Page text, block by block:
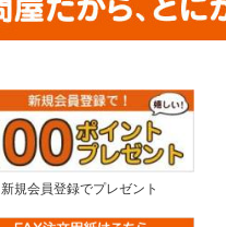
新規会員登録でプレゼント